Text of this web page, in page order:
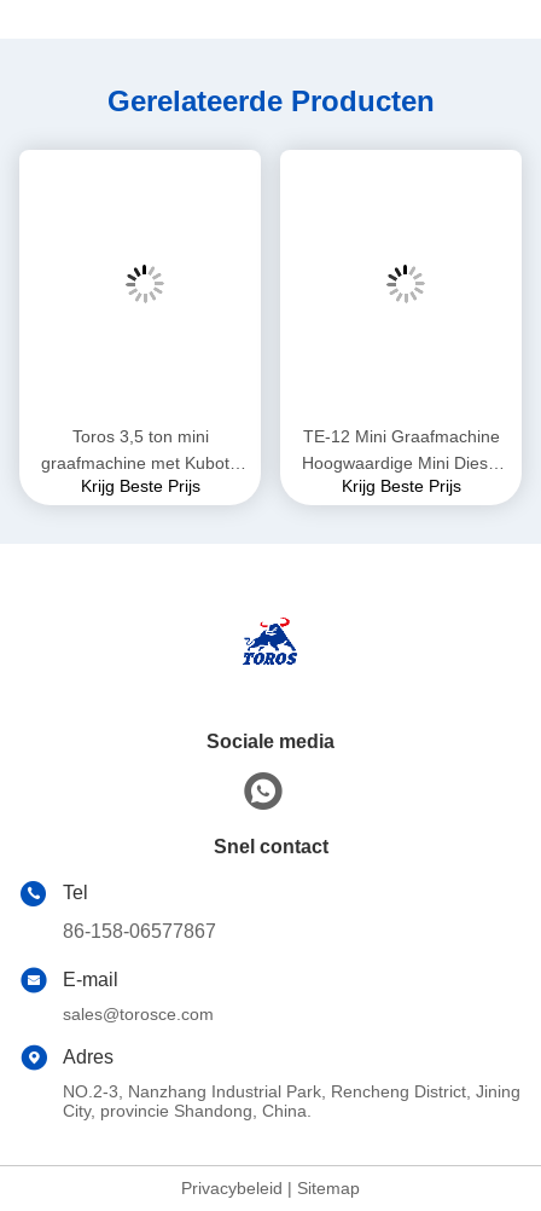
Gerelateerde Producten
Toros 3,5 ton mini
graafmachine met Kubota
motor Micro Digger Mult
Krijg Beste Prijs
TE-12 Mini Graafmachine
Hoogwaardige Mini Diesel
Graafmachine Hoogte
Krijg Beste Prijs
Sociale media
Snel contact
Tel
86-158-06577867
E-mail
sales@torosce.com
Adres
NO.2-3, Nanzhang Industrial Park, Rencheng District, Jining
City, provincie Shandong, China.
Privacybeleid | Sitemap